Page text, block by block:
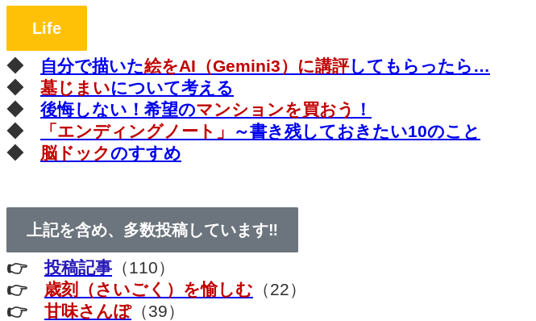
Life
◆ 自分で描いた絵をAI（Gemini3）に講評してもらったら…
◆ 墓じまいについて考える
◆ 後悔しない！希望のマンションを買おう
！
◆
「エンディングノート」
～書き残しておきたい10のこと
◆ 脳ドックのすすめ
上記を含め、多数投稿しています‼
👉投稿記事 （110）
👉
歳刻（さいごく）を愉しむ （22）
👉
甘味さんぽ（39）